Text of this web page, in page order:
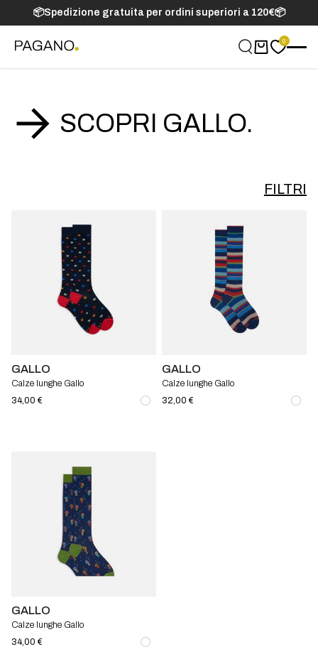
📦Spedizione gratuita per ordini superiori a 120€📦
0
SCOPRI GALLO.
FILTRI
GALLO
Calze lunghe Gallo
34,00 €
GALLO
Calze lunghe Gallo
32,00 €
GALLO
Calze lunghe Gallo
34,00 €